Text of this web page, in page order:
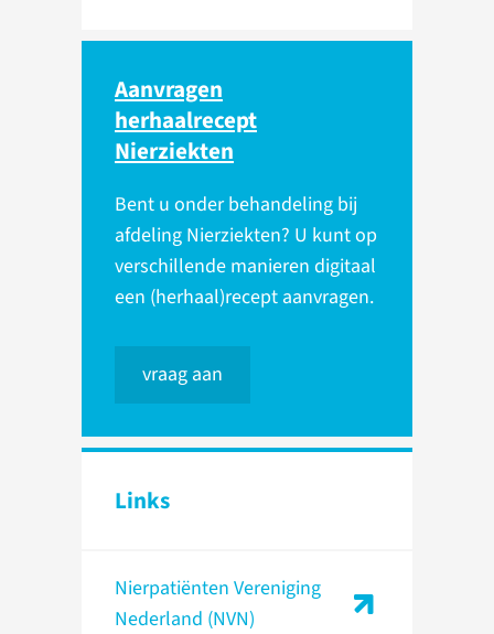
Aanvragen
herhaalrecept
Nierziekten
Bent u onder behandeling bij
afdeling Nierziekten? U kunt op
verschillende manieren digitaal
een (herhaal)recept aanvragen.
vraag aan
Links
Nierpatiënten Vereniging
Nederland (NVN)